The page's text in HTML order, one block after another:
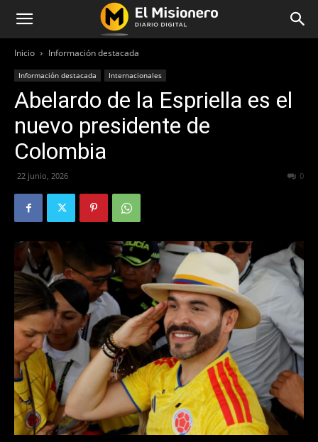
Inicio Información destacada
Información destacada Internacionales
Abelardo de la Espriella es el
nuevo presidente de
Colombia
22 junio, 2026 0